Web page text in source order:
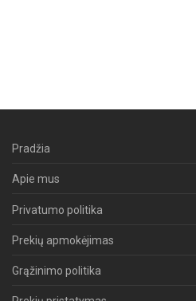
Pradžia
Apie mus
Privatumo politika
Prekių apmokėjimas
Grąžinimo politika